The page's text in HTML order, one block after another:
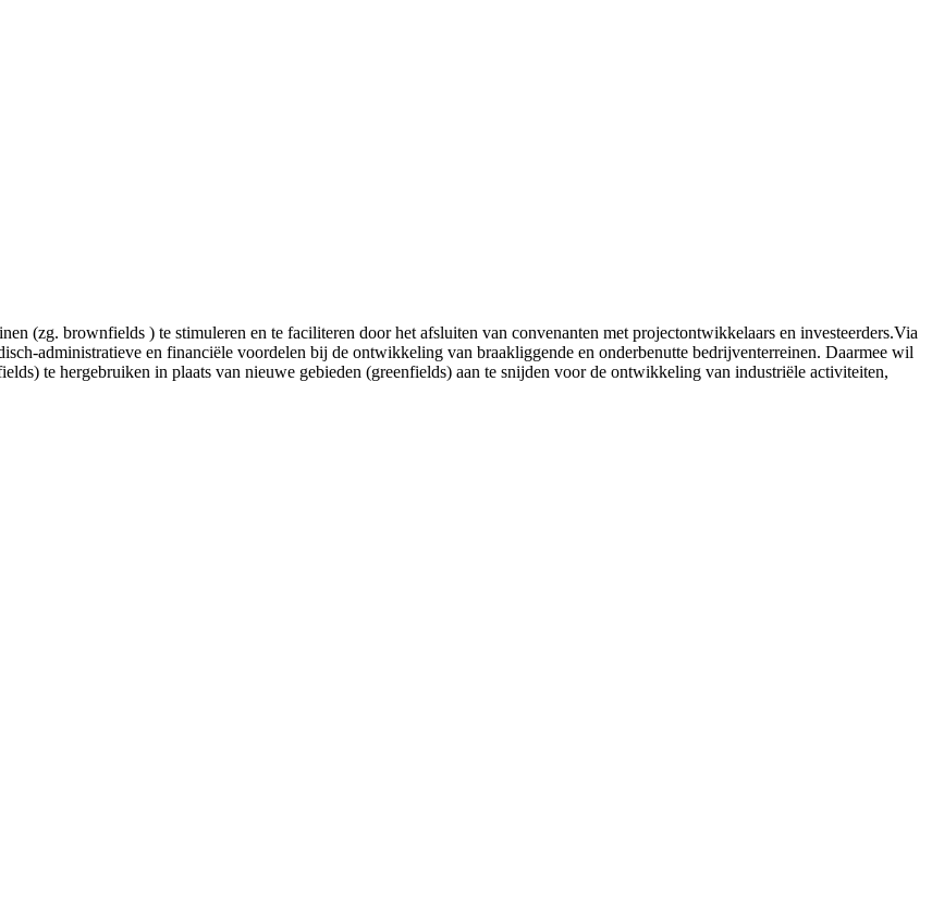
(zg. brownfields ) te stimuleren en te faciliteren door het afsluiten van convenanten met projectontwikkelaars en investeerders.Via
administratieve en financiële voordelen bij de ontwikkeling van braakliggende en onderbenutte bedrijventerreinen. Daarmee wil
te hergebruiken in plaats van nieuwe gebieden (greenfields) aan te snijden voor de ontwikkeling van industriële activiteiten,